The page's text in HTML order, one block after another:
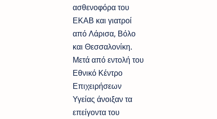
ασθενοφόρα του
ΕΚΑΒ και γιατροί
από Λάρισα, Βόλο
και Θεσσαλονίκη.
Μετά από εντολή του
Εθνικό Κέντρο
Επιχειρήσεων
Υγείας άνοιξαν τα
επείγοντα του